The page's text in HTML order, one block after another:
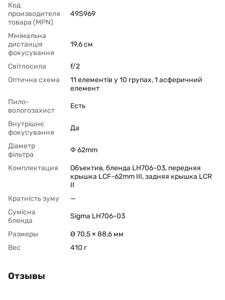
Код
производителя
товара (MPN)
49S969
Мінімальна
дистанція
фокусування
19,6 см
Світлосила
f/2
Оптична схема
11 елементів у 10 групах, 1 асферичний
елемент
Пило-
вологозахист
Есть
Внутрішнє
фокусування
Да
Діаметр
фільтра
Φ 62mm
Комплектация
Объектив, бленда LH706-03, передняя
крышка LCF-62mm III, задняя крышка LCR
II
Кратність зуму
—
Сумісна
бленда
Sigma LH706-03
Размеры
Ø 70,5 × 88,6 мм
Вес
410 г
Отзывы